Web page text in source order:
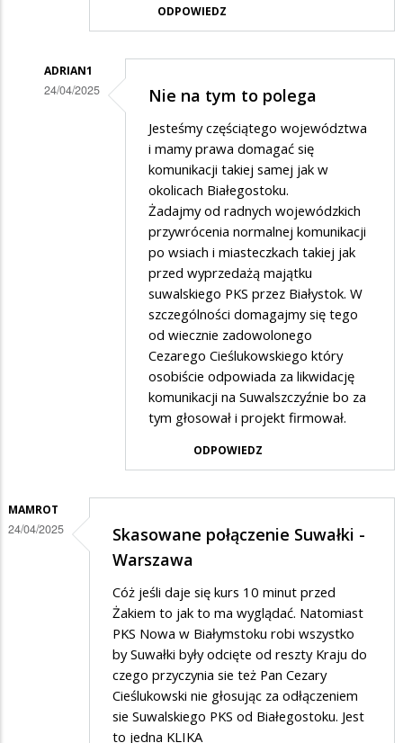
ODPOWIEDZ
ADRIAN1
24/04/2025 Nie na tym to polega
Jesteśmy częściątego województwa
i mamy prawa domagać się
komunikacji takiej samej jak w
okolicach Białegostoku.
Żadajmy od radnych wojewódzkich
przywrócenia normalnej komunikacji
po wsiach i miasteczkach takiej jak
przed wyprzedażą majątku
suwalskiego PKS przez Białystok. W
szczególności domagajmy się tego
od wiecznie zadowolonego
Cezarego Cieślukowskiego który
osobiście odpowiada za likwidację
komunikacji na Suwalszczyźnie bo za
tym głosował i projekt firmował.
ODPOWIEDZ
MAMROT
24/04/2025
Skasowane połączenie Suwałki -
Warszawa
Cóż jeśli daje się kurs 10 minut przed
Żakiem to jak to ma wyglądać. Natomiast
PKS Nowa w Białymstoku robi wszystko
by Suwałki były odcięte od reszty Kraju do
czego przyczynia sie też Pan Cezary
Cieślukowski nie głosując za odłączeniem
sie Suwalskiego PKS od Białegostoku. Jest
to jedna KLIKA